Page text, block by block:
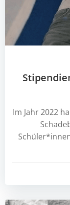
Im Jahr 2022